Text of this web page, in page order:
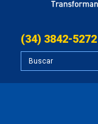
(34) 3842-5272